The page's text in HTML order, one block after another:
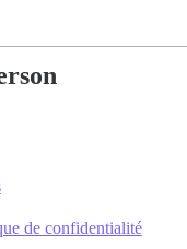
de confidentialité